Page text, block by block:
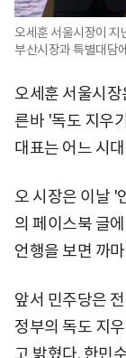
오세훈 서울시장이 지
부산시장과 특별대담
오세훈 서울시장
른바 '독도 지우
대표는 어느 시
오 시장은 이날 '
의 페이스북 글
언행을 보면 까
앞서 민주당은
정부의 독도 지